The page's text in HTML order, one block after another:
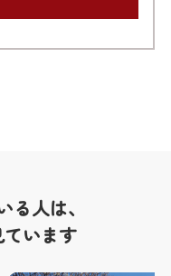
る人は、
います